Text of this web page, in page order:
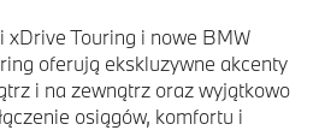
xDrive Touring i nowe BMW
oferują ekskluzywne akcenty
i na zewnątrz oraz wyjątkowo
osiągów, komfortu i